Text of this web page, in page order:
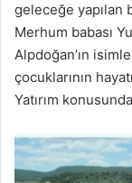
geleceğe yapılan
Merhum babası
Alpdoğan’ın
çocuklarının
Yatırım